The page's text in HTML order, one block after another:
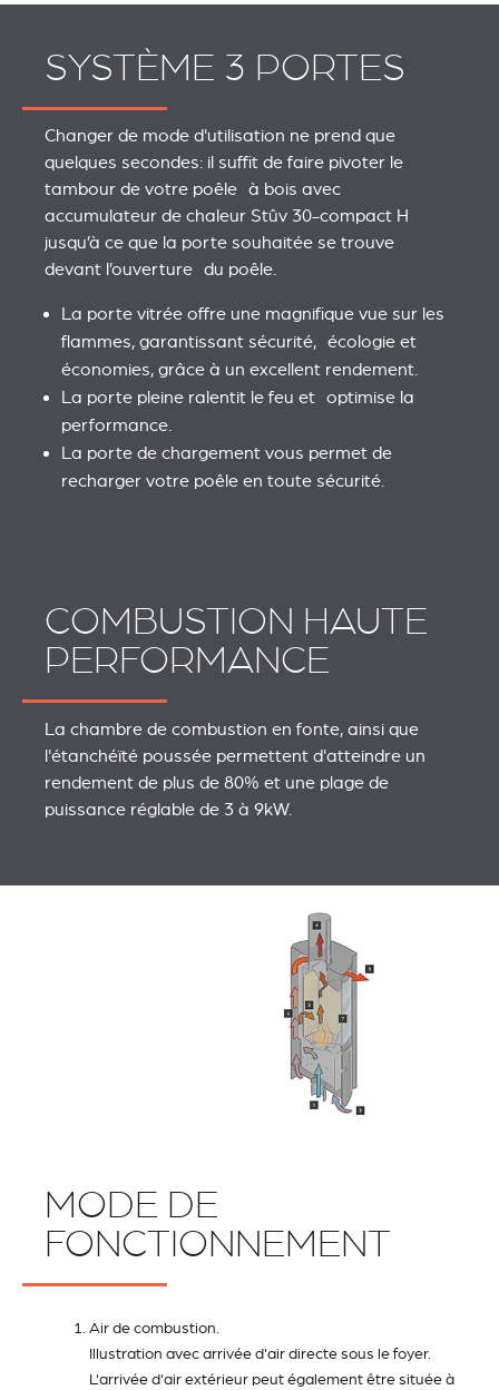
SYSTÈME 3 PORTES
Changer de mode d'utilisation ne prend que
quelques secondes: il suffit de faire pivoter le
tambour de votre poêle à bois avec
accumulateur de chaleur Stûv 30-compact H
jusqu’à ce que la porte souhaitée se trouve
devant l’ouverture du poêle.
La porte vitrée offre une magnifique vue sur les
flammes, garantissant sécurité, écologie et
économies, grâce à un excellent rendement.
La porte pleine ralentit le feu et optimise la
performance.
La porte de chargement vous permet de
recharger votre poêle en toute sécurité.
COMBUSTION HAUTE
PERFORMANCE
La chambre de combustion en fonte, ainsi que
l'étanchéïté poussée permettent d'atteindre un
rendement de plus de 80% et une plage de
puissance réglable de 3 à 9kW.
MODE DE
FONCTIONNEMENT
Air de combustion.
Illustration avec arrivée d'air directe sous le foyer.
L'arrivée d'air extérieur peut également être située à